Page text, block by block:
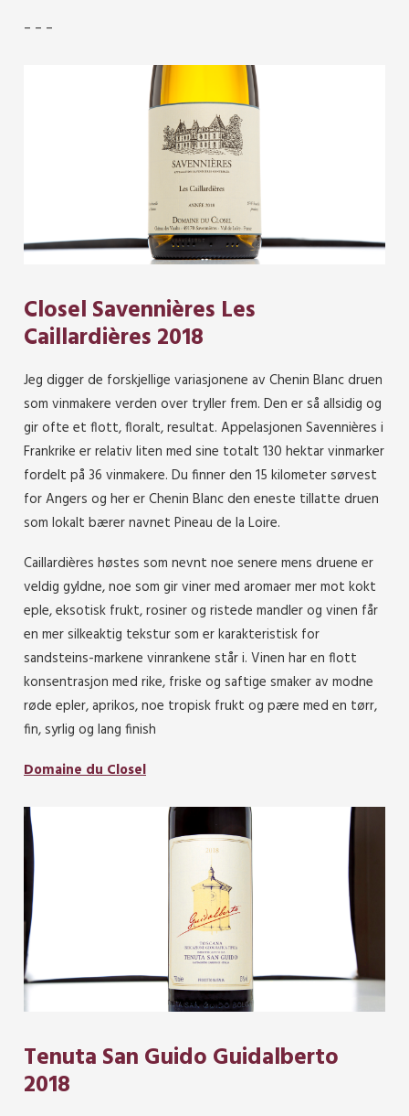
– – –
Closel Savennières Les
Caillardières 2018
Jeg digger de forskjellige variasjonene av Chenin Blanc druen
som vinmakere verden over tryller frem. Den er så allsidig og
gir ofte et flott, floralt, resultat. Appelasjonen Savennières i
Frankrike er relativ liten med sine totalt 130 hektar vinmarker
fordelt på 36 vinmakere. Du finner den 15 kilometer sørvest
for Angers og her er Chenin Blanc den eneste tillatte druen
som lokalt bærer navnet Pineau de la Loire.
Caillardières høstes som nevnt noe senere mens druene er
veldig gyldne, noe som gir viner med aromaer mer mot kokt
eple, eksotisk frukt, rosiner og ristede mandler og vinen får
en mer silkeaktig tekstur som er karakteristisk for
sandsteins-markene vinrankene står i. Vinen har en flott
konsentrasjon med rike, friske og saftige smaker av modne
røde epler, aprikos, noe tropisk frukt og pære med en tørr,
fin, syrlig og lang finish
Domaine du Closel
Tenuta San Guido Guidalberto
2018